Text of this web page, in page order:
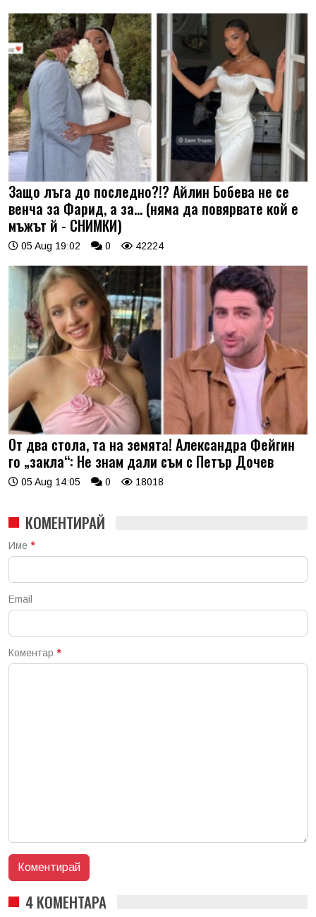
Защо лъга до последно?!? Айлин Бобева не се
венча за Фарид, а за... (няма да повярвате кой е
мъжът й - СНИМКИ)
05 Aug 19:02 0 42224
От два стола, та на земята! Александра Фейгин
го „закла“: Не знам дали съм с Петър Дочев
05 Aug 14:05 0 18018
КОМЕНТИРАЙ
Име *
Email
Коментар *
4 КОМЕНТАРА